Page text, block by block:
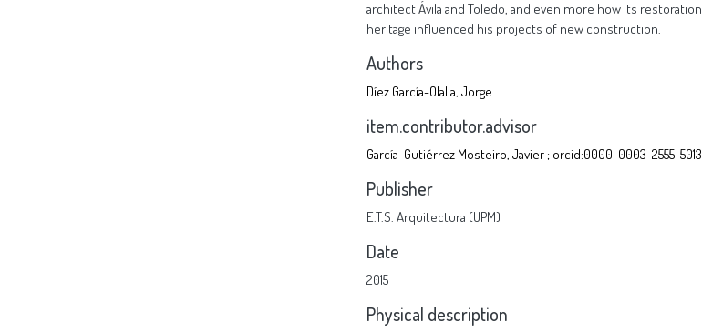
Authors
Díez García-Olalla, Jorge
item.contributor.advisor
García-Gutiérrez Mosteiro, Javier ; orcid:0000-0003-2555-5013
Publisher
E.T.S. Arquitectura (UPM)
Date
2015
Physical description